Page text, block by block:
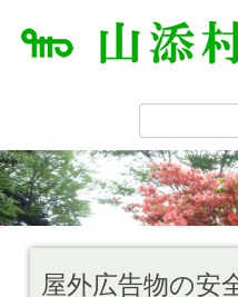
屋外広告物の安